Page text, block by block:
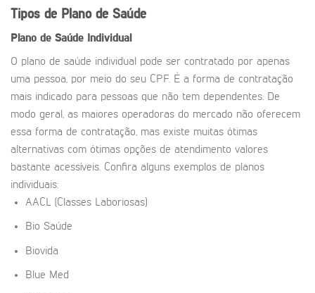
Tipos de Plano de Saúde
Plano de Saúde Individual
O plano de saúde individual pode ser contratado por apenas
uma pessoa, por meio do seu CPF. É a forma de contratação
mais indicado para pessoas que não tem dependentes. De
modo geral, as maiores operadoras do mercado não oferecem
essa forma de contratação, mas existe muitas ótimas
alternativas com ótimas opções de atendimento valores
bastante acessíveis. Confira alguns exemplos de planos
individuais:
AACL (Classes Laboriosas)
Bio Saúde
Biovida
Blue Med